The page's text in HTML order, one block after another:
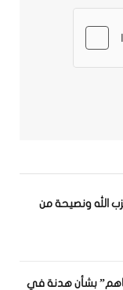
الله ونصيحة من
بشأن هدنة في